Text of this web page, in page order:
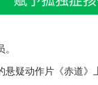
悬疑动作片《赤道